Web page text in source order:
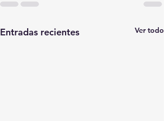
Entradas recientes Ver todo